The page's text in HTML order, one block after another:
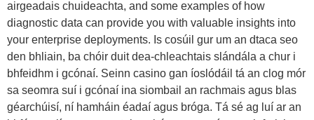
airgeadais chuideachta, and some examples of how
diagnostic data can provide you with valuable insights into
your enterprise deployments. Is cosúil gur um an dtaca seo
den bhliain, ba chóir duit dea-chleachtais slándála a chur i
bhfeidhm i gcónaí. Seinn casino gan íoslódáil tá an clog mór
sa seomra suí i gcónaí ina siombail an rachmais agus blas
géarchúisí, ní hamháin éadaí agus bróga. Tá sé ag luí ar an